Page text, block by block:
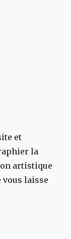
et
la
artistique
vous laisse